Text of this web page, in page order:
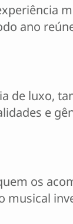
ano
de luxo,
e
os
musical